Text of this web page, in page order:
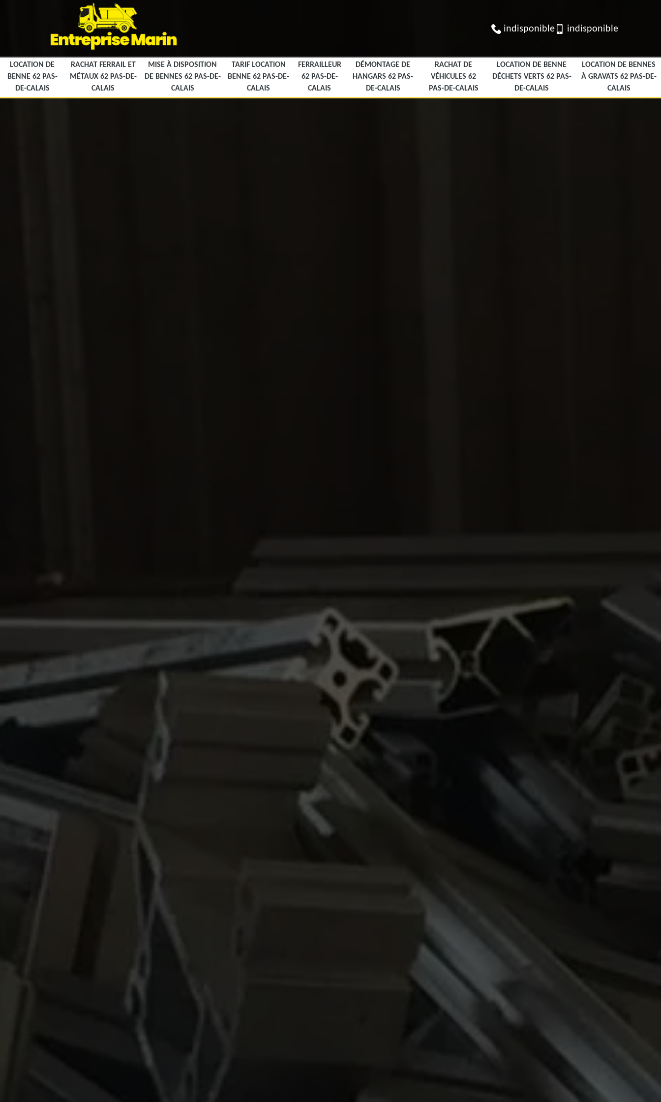
indisponible indisponible
LOCATION DE
BENNE 62 PAS-
DE-CALAIS
RACHAT FERRAIL ET
MÉTAUX 62 PAS-DE-
CALAIS
MISE À DISPOSITION
DE BENNES 62 PAS-DE-
CALAIS
TARIF LOCATION
BENNE 62 PAS-DE-
CALAIS
FERRAILLEUR
62 PAS-DE-
CALAIS
DÉMONTAGE DE
HANGARS 62 PAS-
DE-CALAIS
RACHAT DE
VÉHICULES 62
PAS-DE-CALAIS
LOCATION DE BENNE
DÉCHETS VERTS 62 PAS-
DE-CALAIS
LOCATION DE BENNES
À GRAVATS 62 PAS-DE-
CALAIS